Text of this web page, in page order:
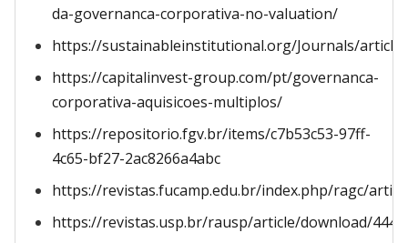
da-governanca-corporativa-no-valuation/
https://sustainableinstitutional.org/Journals/
https://capitalinvest-group.com/pt/governanca-
corporativa-aquisicoes-multiplos/
https://repositorio.fgv.br/items/c7b53c53-97ff-
4c65-bf27-2ac8266a4abc
https://revistas.fucamp.edu.br/index.php/ragc/
https://revistas.usp.br/rausp/article/download/